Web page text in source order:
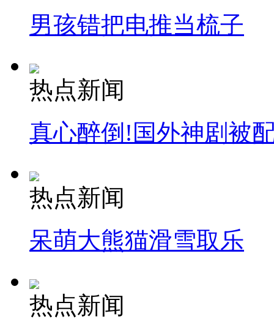
纽约上演“枕头大战”
男孩错把电推当梳子
热点新闻
真心醉倒!国外神剧被
热点新闻
呆萌大熊猫滑雪取乐
热点新闻